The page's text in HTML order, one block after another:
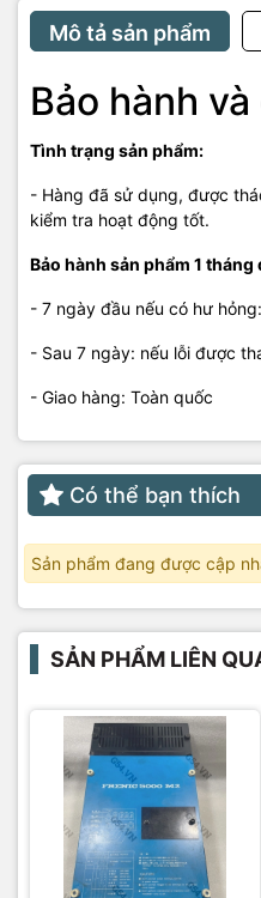
Mô tả sản phẩm
Bảo hành
Tình trạng sản phẩm:
- Hàng đã sử dụng, được
kiểm tra hoạt động tốt.
Bảo hành sản phẩm 1
- 7 ngày đầu nếu có hư
- Sau 7 ngày: nếu lỗi được
- Giao hàng: Toàn quốc
Có thể bạn thích
Sản phẩm đang được cập
SẢN PHẨM LIÊN